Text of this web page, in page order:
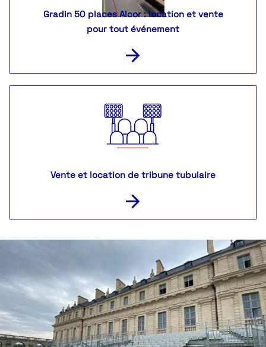
Gradin 50 places Alcor : location et vente
pour tout événement
Vente et location de tribune tubulaire